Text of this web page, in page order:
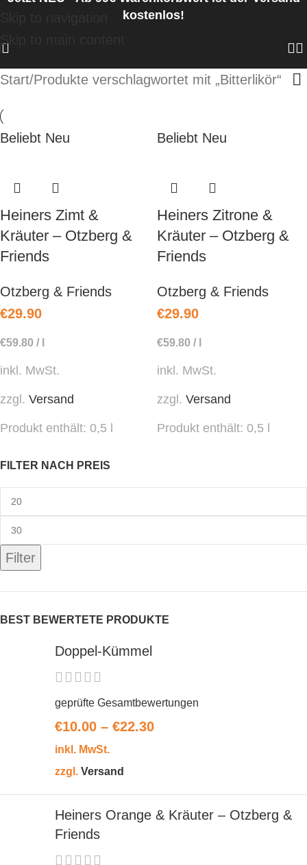
Skip to main content
kostenlos!
FILTER NACH PREIS
Filter
BEST BEWERTETE PRODUKTE
Doppel-Kümmel
geprüfte Gesamtbewertungen
€10.00 – €22.30
inkl. MwSt.
zzgl. Versand
Heiners Orange & Kräuter – Otzberg &
Friends
Start Produkte verschlagwortet mit „Bitterlikör“
Beliebt Neu
Heiners Zimt &
Kräuter – Otzberg &
Friends
Otzberg & Friends
€29.90
€59.80 /
inkl. MwSt.
zzgl. Versand
Produkt enthält: 0,5 l
Beliebt Neu
Heiners Zitrone &
Kräuter – Otzberg &
Friends
Otzberg & Friends
€29.90
€59.80 /
inkl. MwSt.
zzgl. Versand
Produkt enthält: 0,5 l